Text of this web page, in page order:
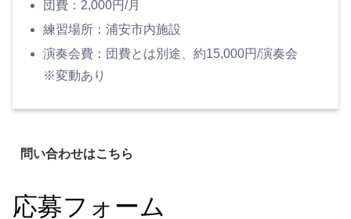
団費：2,000円/月
練習場所：浦安市内施設
演奏会費：団費とは別途、約15,000円/演奏会
※変動あり
問い合わせはこちら